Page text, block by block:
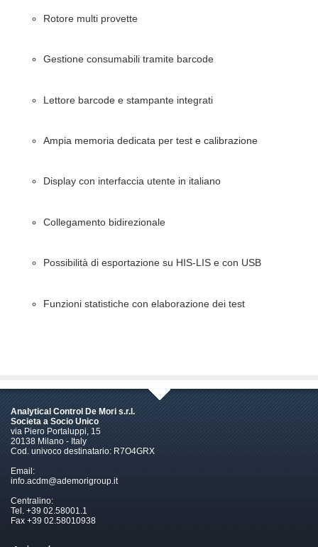
Rotore multi provette
Gestione consumabili tramite barcode
Lettore barcode e stampante integrati
Ampia memoria dedicata per test e calibrazione
Display con interfaccia utente in italiano
Collegamento bidirezionale
Possibilità di esportazione su HIS-LIS e con USB
Funzioni statistiche con elaborazione dei test
Analytical Control De Mori s.r.l.
Societa a Socio Unico
via Piero Portaluppi, 15
20138 Milano - Italy
Cod. univoco destinatario: R7O4GRX
Email:
info.acdm@ademorigroup.it
Centralino:
Tel. +39 02.58001.1
Fax +39 02.58010938